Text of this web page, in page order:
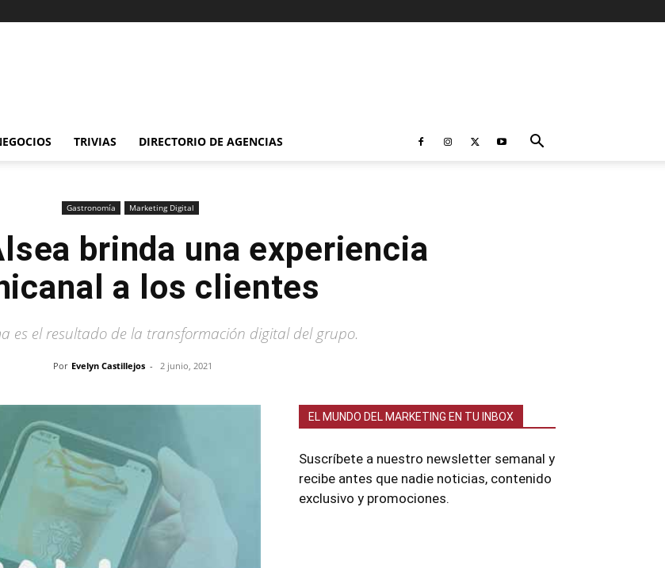
TRIVIAS DIRECTORIO DE AGENCIAS
Gastronomía Marketing Digital
brinda una experiencia
a los clientes
es el resultado de la transformación digital del grupo.
Por Evelyn Castillejos - 2 junio, 2021
EL MUNDO DEL MARKETING EN TU INBOX
Suscríbete a nuestro newsletter semanal y
recibe antes que nadie noticias, contenido
exclusivo y promociones.